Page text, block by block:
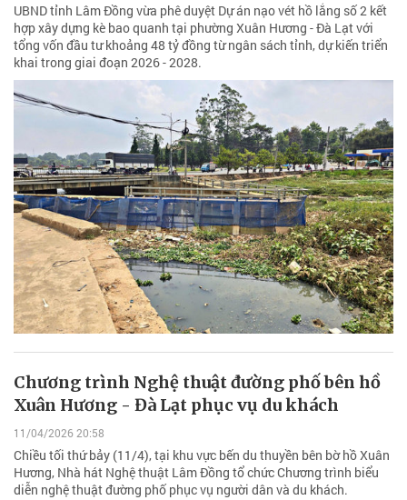
UBND tỉnh Lâm Đồng vừa phê duyệt Dự án nạo vét hồ lắng số 2 kết
hợp xây dựng kè bao quanh tại phường Xuân Hương - Đà Lạt với
tổng vốn đầu tư khoảng 48 tỷ đồng từ ngân sách tỉnh, dự kiến triển
khai trong giai đoạn 2026 - 2028.
Chương trình Nghệ thuật đường phố bên hồ
Xuân Hương - Đà Lạt phục vụ du khách
11/04/2026 20:58
Chiều tối thứ bảy (11/4), tại khu vực bến du thuyền bên bờ hồ Xuân
Hương, Nhà hát Nghệ thuật Lâm Đồng tổ chức Chương trình biểu
diễn nghệ thuật đường phố phục vụ người dân và du khách.